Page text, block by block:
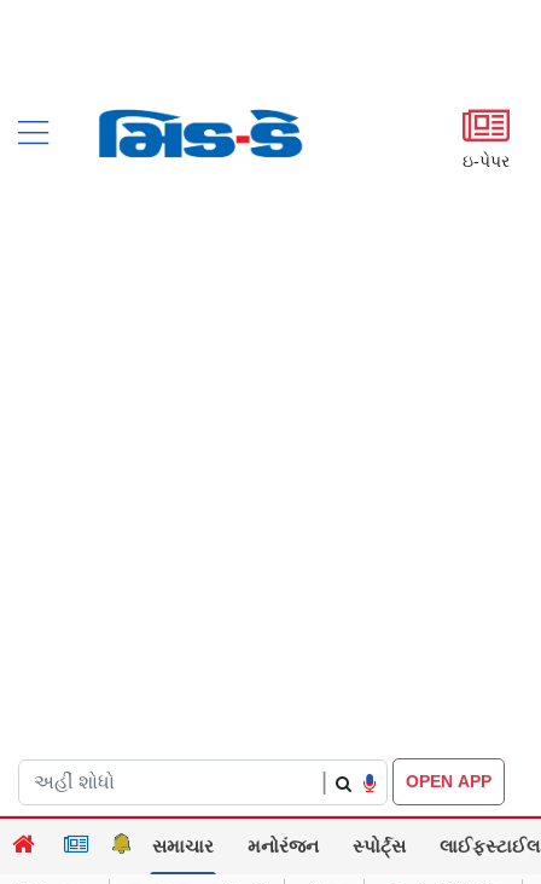
ઇ-પેપર
OPEN APP
સમાચાર મનોરંજન સ્પોર્ટ્સ લાઈફસ્ટાઈલ